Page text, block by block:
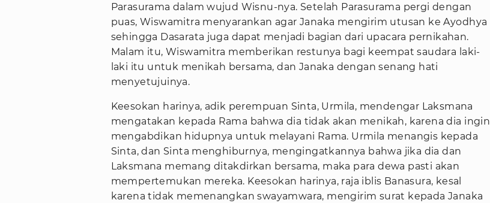
Parasurama dalam wujud Wisnu-nya. Setelah Parasurama pergi dengan
puas, Wiswamitra menyarankan agar Janaka mengirim utusan ke Ayodhya
sehingga Dasarata juga dapat menjadi bagian dari upacara pernikahan.
Malam itu, Wiswamitra memberikan restunya bagi keempat saudara laki-
laki itu untuk menikah bersama, dan Janaka dengan senang hati
menyetujuinya.
Keesokan harinya, adik perempuan Sinta, Urmila, mendengar Laksmana
mengatakan kepada Rama bahwa dia tidak akan menikah, karena dia ingin
mengabdikan hidupnya untuk melayani Rama. Urmila menangis kepada
Sinta, dan Sinta menghiburnya, mengingatkannya bahwa jika dia dan
Laksmana memang ditakdirkan bersama, maka para dewa pasti akan
mempertemukan mereka. Keesokan harinya, raja iblis Banasura, kesal
karena tidak memenangkan swayamwara, mengirim surat kepada Janaka